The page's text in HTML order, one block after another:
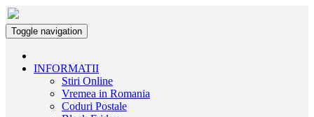
Toggle navigation
INFORMATII
Stiri Online
Vremea in Romania
Coduri Postale